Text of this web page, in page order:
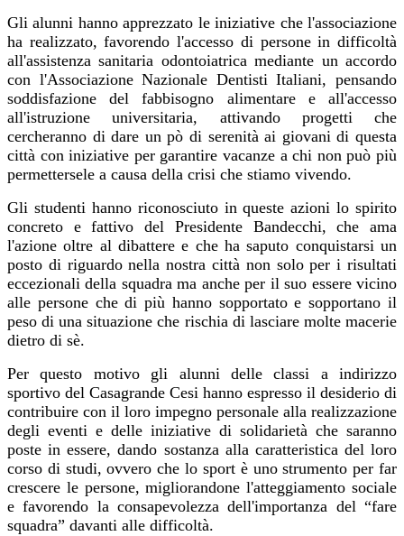
Gli alunni hanno apprezzato le iniziative che l'associazione
ha realizzato, favorendo l'accesso di persone in difficoltà
all'assistenza sanitaria odontoiatrica mediante un accordo
con l'Associazione Nazionale Dentisti Italiani, pensando
soddisfazione del fabbisogno alimentare e all'accesso
all'istruzione universitaria, attivando progetti che
cercheranno di dare un pò di serenità ai giovani di questa
città con iniziative per garantire vacanze a chi non può più
permettersele a causa della crisi che stiamo vivendo.
Gli studenti hanno riconosciuto in queste azioni lo spirito
concreto e fattivo del Presidente Bandecchi, che ama
l'azione oltre al dibattere e che ha saputo conquistarsi un
posto di riguardo nella nostra città non solo per i risultati
eccezionali della squadra ma anche per il suo essere vicino
alle persone che di più hanno sopportato e sopportano il
peso di una situazione che rischia di lasciare molte macerie
dietro di sè.
Per questo motivo gli alunni delle classi a indirizzo
sportivo del Casagrande Cesi hanno espresso il desiderio di
contribuire con il loro impegno personale alla realizzazione
degli eventi e delle iniziative di solidarietà che saranno
poste in essere, dando sostanza alla caratteristica del loro
corso di studi, ovvero che lo sport è uno strumento per far
crescere le persone, migliorandone l'atteggiamento sociale
e favorendo la consapevolezza dell'importanza del “fare
squadra” davanti alle difficoltà.